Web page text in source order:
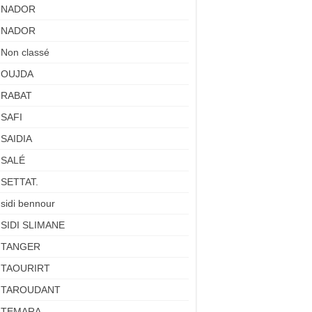
NADOR
NADOR
Non classé
OUJDA
RABAT
SAFI
SAIDIA
SALÉ
SETTAT.
sidi bennour
SIDI SLIMANE
TANGER
TAOURIRT
TAROUDANT